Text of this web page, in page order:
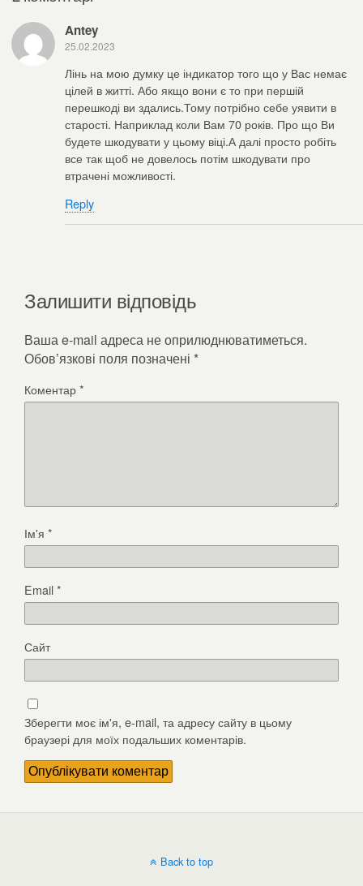
Antey
25.02.2023
Лінь на мою думку це індикатор того що у Вас немає
цілей в житті. Або якщо вони є то при першій
перешкоді ви здались.Тому потрібно себе уявити в
старості. Наприклад коли Вам 70 років. Про що Ви
будете шкодувати у цьому віці.А далі просто робіть
все так щоб не довелось потім шкодувати про
втрачені можливості.
Reply
Залишити відповідь
Ваша e-mail адреса не оприлюднюватиметься.
Обов’язкові поля позначені *
Коментар*
Ім'я *
Email*
Сайт
Зберегти моє ім'я, e-mail, та адресу сайту в цьому
браузері для моїх подальших коментарів.
Back to top